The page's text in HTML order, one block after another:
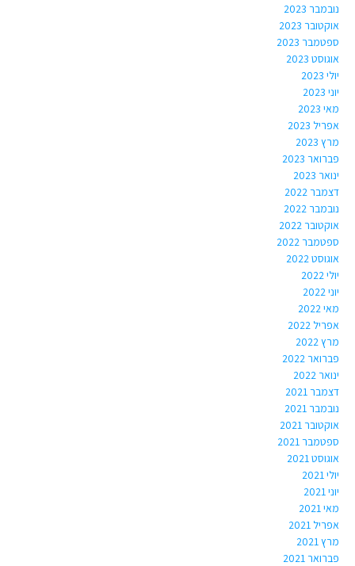
נובמבר 2023
אוקטובר 2023
ספטמבר 2023
אוגוסט 2023
יולי 2023
יוני 2023
מאי 2023
אפריל 2023
מרץ 2023
פברואר 2023
ינואר 2023
דצמבר 2022
נובמבר 2022
אוקטובר 2022
ספטמבר 2022
אוגוסט 2022
יולי 2022
יוני 2022
מאי 2022
אפריל 2022
מרץ 2022
פברואר 2022
ינואר 2022
דצמבר 2021
נובמבר 2021
אוקטובר 2021
ספטמבר 2021
אוגוסט 2021
יולי 2021
יוני 2021
מאי 2021
אפריל 2021
מרץ 2021
פברואר 2021